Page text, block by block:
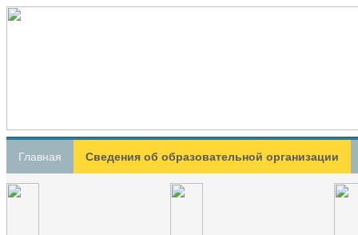
Главная Сведения об образовательной организации